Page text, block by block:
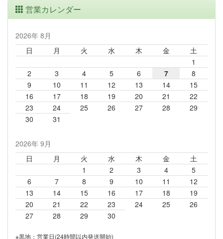
営業カレンダー
2026年 8月
日
月 火 水 木 金
土
1
2
3 4 5 6 7
8
9
10 11 12 13 14
15
16
17 18 19 20 21
22
23
24 25 26 27 28
29
30
31
2026年 9月
日
月 火 水 木 金
土
1
2 3 4
5
6
7 8 9 10 11
12
13
14 15 16 17 18
19
20
21 22 23 24 25
26
27
28 29 30
※黒地：営業日(24時間以内発送開始)